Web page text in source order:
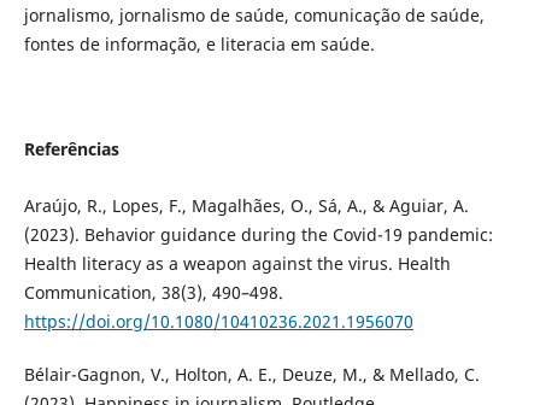
jornalismo, jornalismo de saúde, comunicação de saúde,
fontes de informação, e literacia em saúde.
Referências
Araújo, R., Lopes, F., Magalhães, O., Sá, A., & Aguiar, A.
(2023). Behavior guidance during the Covid-19 pandemic:
Health literacy as a weapon against the virus. Health
Communication, 38(3), 490–498.
https://doi.org/10.1080/10410236.2021.1956070
Bélair-Gagnon, V., Holton, A. E., Deuze, M., & Mellado, C.